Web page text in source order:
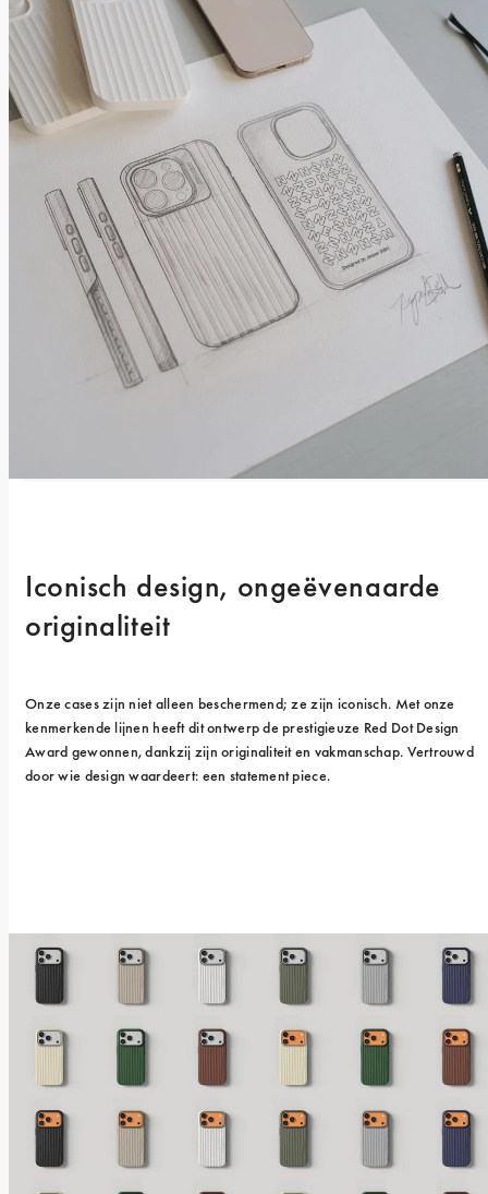
Iconisch design, ongeëvenaarde
originaliteit
Onze cases zijn niet alleen beschermend; ze zijn iconisch. Met onze
kenmerkende lijnen heeft dit ontwerp de prestigieuze Red Dot Design
Award gewonnen, dankzij zijn originaliteit en vakmanschap. Vertrouwd
door wie design waardeert: een statement piece.